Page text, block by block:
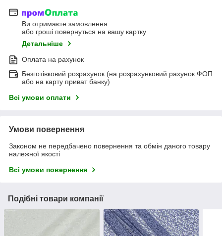
Ви отримаєте замовлення
або гроші повернуться на вашу картку
Детальніше
Оплата на рахунок
Безготівковий розрахунок (на розрахунковий рахунок ФОП
або на карту приват банку)
Всі умови оплати
Умови повернення
Законом не передбачено повернення та обмін даного товару
належної якості
Всі умови повернення
Подібні товари компанії